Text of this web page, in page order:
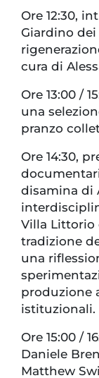
Ore 12:30,
Giardino
cura di
Ore 13:00 /
una
pranzo
Ore 14:30,
disamina di
Villa Littorio
tradizione
una
produzione
istituzionali.
Ore 15:00 /
Daniele
Matthew